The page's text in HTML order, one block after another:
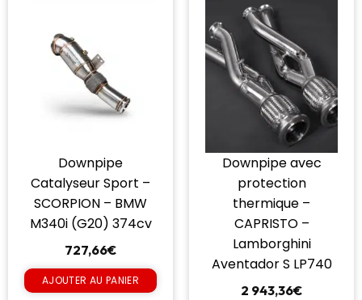
Downpipe
Catalyseur Sport –
SCORPION – BMW
M340i (G20) 374cv
727,66€
AJOUTER AU PANIER
Downpipe avec
protection
thermique –
CAPRISTO –
Lamborghini
Aventador S LP740
2 943,36€